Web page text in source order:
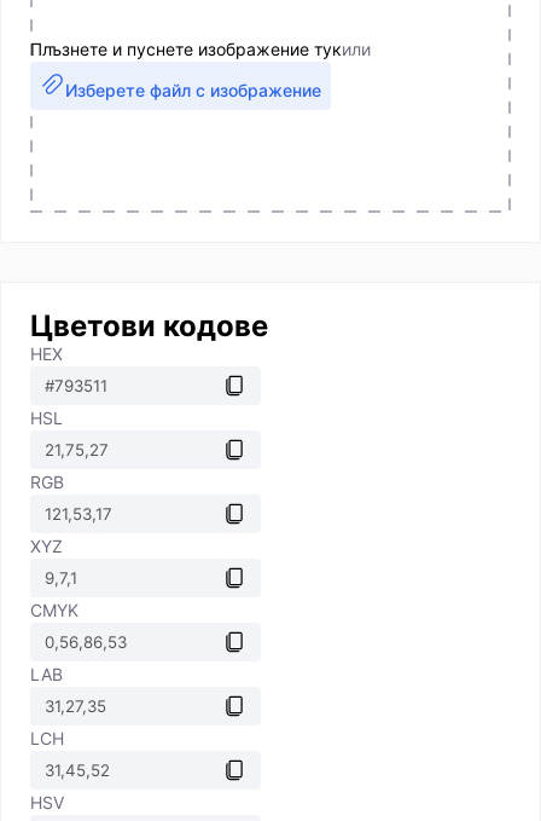
Плъзнете и пуснете изображение тукили
Изберете файл с изображение
Цветови кодове
HEX
HSL
RGB
XYZ
CMYK
LAB
LCH
HSV